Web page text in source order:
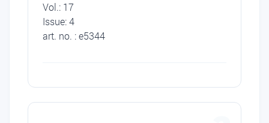
Vol.: 17
Issue: 4
art. no. : e5344